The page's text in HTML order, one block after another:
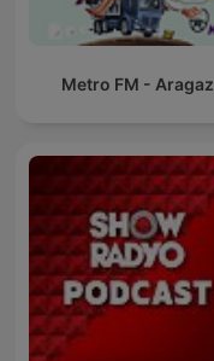
Metro FM - Aragaz